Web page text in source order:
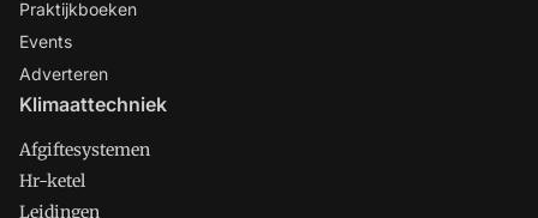
Praktijkboeken
Events
Adverteren
Klimaattechniek
Afgiftesystemen
Hr-ketel
Leidingen